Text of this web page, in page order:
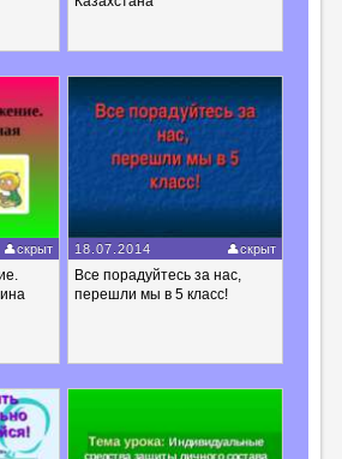
скрыт 18.07.2014 скрыт
Все порадуйтесь за нас,
перешли мы в 5 класс!